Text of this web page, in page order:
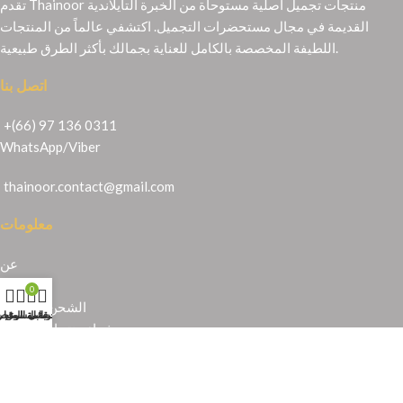
تقدم Thainoor منتجات تجميل أصلية مستوحاة من الخبرة التايلاندية
القديمة في مجال مستحضرات التجميل. اكتشفي عالماً من المنتجات
اللطيفة المخصصة بالكامل للعناية بجمالك بأكثر الطرق طبيعية.
اتصل بنا
+(66) 97 136 0311
WhatsApp/Viber
thainoor.contact@gmail.com
معلومات
عن
الشهادات
الشحن والإرجاع
شراء منتجات تايلندية
قائمة
0
عربة التسوق
حسابي